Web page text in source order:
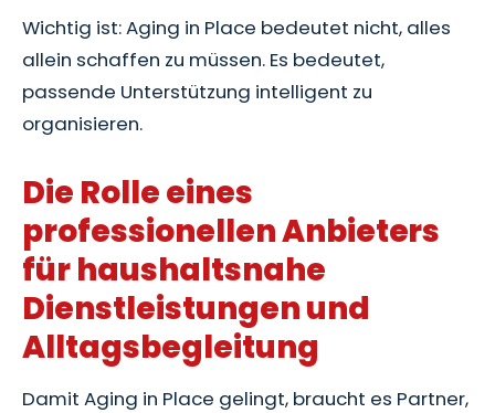
Wichtig ist: Aging in Place bedeutet nicht, alles
allein schaffen zu müssen. Es bedeutet,
passende Unterstützung intelligent zu
organisieren.
Die Rolle eines
professionellen Anbieters
für haushaltsnahe
Dienstleistungen und
Alltagsbegleitung
Damit Aging in Place gelingt, braucht es Partner,